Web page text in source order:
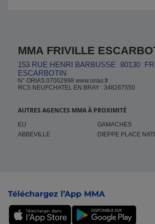
MMA FRIVILLE
153 RUE HENRI BARBUSSE 80130
ESCARBOTIN
N° ORIAS:07002998 www.orias.fr
RCS NEUFCHATEL EN BRAY : 348267550
AUTRES AGENCES MMA À PROXIMITÉ
EU
GAMACHES
ABBEVILLE
DIEPPE PLACE
Téléchargez l’App MMA